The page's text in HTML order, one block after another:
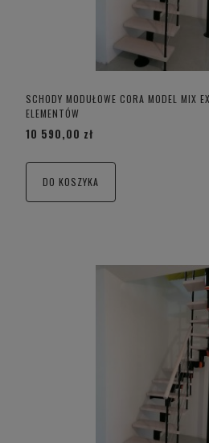
SCHODY MODUŁOWE CORA MODEL MIX
ELEMENTÓW
10 590,00 zł
DO KOSZYKA